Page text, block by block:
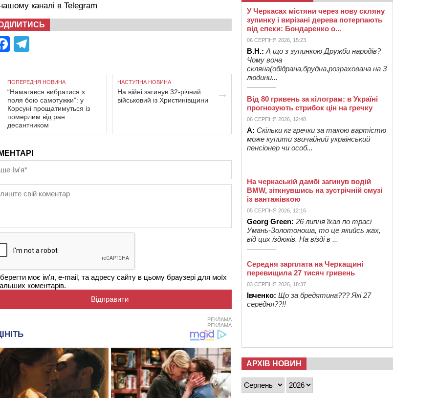
каналі в Telegram
Facebook
ПОПЕРЕДНЯ НОВИНА
“Намагався вибратися з
поля бою самотужки”: у
Корсуні прощатимуться із
померлим від ран
десантником
НАСТУПНА НОВИНА
На війні загинув 32-річний
військовий із Христинівщини
моє ім'я, e-mail, та адресу сайту в цьому браузері для моїх
коментарів.
РЕКЛАМА
РЕКЛАМА
У Черкасах містяни через нову скляну
зупинку і вирізані дерева потерпають
від спеки: Бондаренко о...
06 СЕРПНЯ 2026, 15:23
В.Н.: А що з зупинкою Дружби народів?
Чому вона
скляна(обідрана,брудна,розрахована на 3
людини...
Від 80 гривень за кілограм: в Україні
прогнозують стрибок цін на гречку
06 СЕРПНЯ 2026, 12:48
А: Скільки кг гречки за такою вартістю
може купити звичайний український
пенсіонер чи особ...
На черкаській дамбі загинув водій
BMW, зіткнувшись на зустрічній смузі
із вантажівкою
05 СЕРПНЯ 2026, 12:16
Georg Green: 26 липня їхав по трасі
Умань-Золотоноша, то це якийсь жах,
від цих їздюків. На вїзді в ...
Середня зарплата на Черкащині
перевищила 27 тисяч гривень
03 СЕРПНЯ 2026, 18:37
Івченко: Що за бредятина??? Які 27
середня??!!
АРХІВ НОВИН